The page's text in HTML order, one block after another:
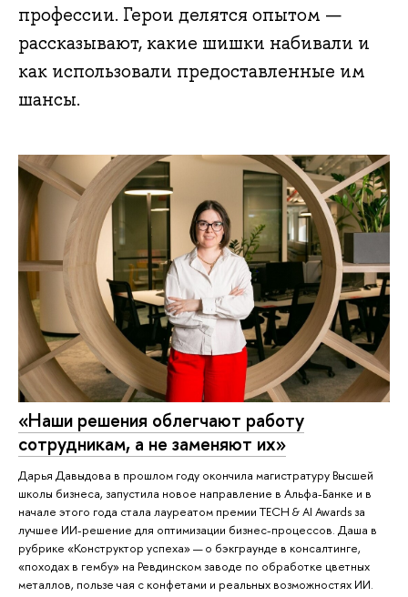
профессии. Герои делятся опытом —
рассказывают, какие шишки набивали и
как использовали предоставленные им
шансы.
«Наши решения облегчают работу
сотрудникам, а не заменяют их»
Дарья Давыдова в прошлом году окончила магистратуру Высшей
школы бизнеса, запустила новое направление в Альфа-Банке и в
начале этого года стала лауреатом премии TECH & AI Awards за
лучшее ИИ-решение для оптимизации бизнес-процессов. Даша в
рубрике «Конструктор успеха» — о бэкграунде в консалтинге,
«походах в гембу» на Ревдинском заводе по обработке цветных
металлов, пользе чая с конфетами и реальных возможностях ИИ.